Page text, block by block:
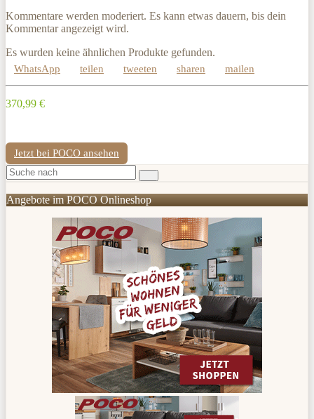
Kommentare werden moderiert. Es kann etwas dauern, bis dein
Kommentar angezeigt wird.
Es wurden keine ähnlichen Produkte gefunden.
WhatsApp teilen tweeten sharen mailen
370,99 €
Jetzt bei POCO ansehen
Angebote im POCO Onlineshop